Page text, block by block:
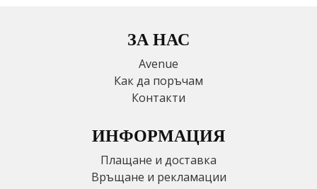
ЗА НАС
Avenue
Как да поръчам
Контакти
ИНФОРМАЦИЯ
Плащане и доставка
Връщане и рекламации